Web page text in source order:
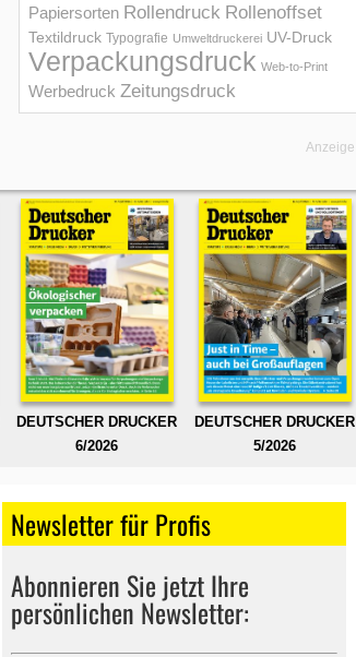
Papiersorten Rollendruck Rollenoffset
Textildruck Typografie Umweltdruckerei UV-Druck
Verpackungsdruck Web-to-Print
Werbedruck Zeitungsdruck
Anzeige
DEUTSCHER DRUCKER
6/2026
DEUTSCHER DRUCKER
5/2026
Newsletter für Profis
Abonnieren Sie jetzt Ihre
persönlichen Newsletter: